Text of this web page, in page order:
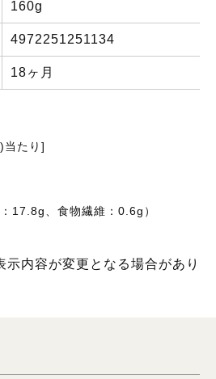
160g
4972251251134
18ヶ月
当たり]
17.8g、食物繊維：0.6g）
内容が変更となる場合があり